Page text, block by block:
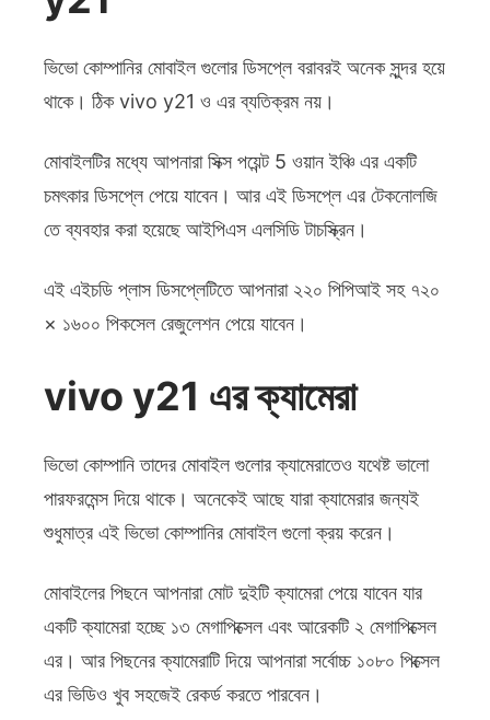
ভিভো কোম্পানির মোবাইল গুলোর ডিসপ্লে বরাবরই অনেক সুন্দর হয়ে
থাকে। ঠিক vivo y21 ও এর ব্যতিক্রম নয়।
মোবাইলটির মধ্যে আপনারা সিক্স পয়েন্ট 5 ওয়ান ইঞ্চি এর একটি
চমৎকার ডিসপ্লে পেয়ে যাবেন। আর এই ডিসপ্লে এর টেকনোলজি
তে ব্যবহার করা হয়েছে আইপিএস এলসিডি টাচস্ক্রিন।
এই এইচডি প্লাস ডিসপ্লেটিতে আপনারা ২২০ পিপিআই সহ ৭২০
× ১৬০০ পিকসেল রেজুলেশন পেয়ে যাবেন।
vivo y21 এর ক্যামেরা
ভিভো কোম্পানি তাদের মোবাইল গুলোর ক্যামেরাতেও যথেষ্ট ভালো
পারফরমেন্স দিয়ে থাকে। অনেকেই আছে যারা ক্যামেরার জন্যই
শুধুমাত্র এই ভিভো কোম্পানির মোবাইল গুলো ক্রয় করেন।
মোবাইলের পিছনে আপনারা মোট দুইটি ক্যামেরা পেয়ে যাবেন যার
একটি ক্যামেরা হচ্ছে ১৩ মেগাপিক্সেল এবং আরেকটি ২ মেগাপিক্সেল
এর। আর পিছনের ক্যামেরাটি দিয়ে আপনারা সর্বোচ্চ ১০৮০ পিক্সেল
এর ভিডিও খুব সহজেই রেকর্ড করতে পারবেন।